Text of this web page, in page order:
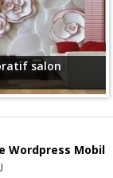
salon
Wordpress Mobil